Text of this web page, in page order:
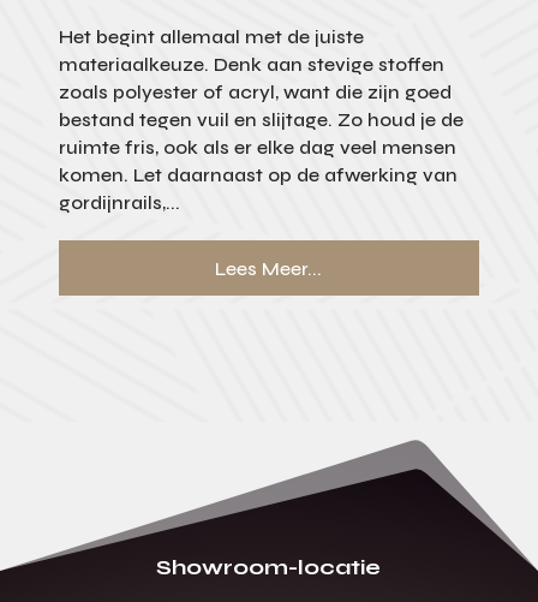
Het begint allemaal met de juiste
materiaalkeuze. Denk aan stevige stoffen
zoals polyester of acryl, want die zijn goed
bestand tegen vuil en slijtage. Zo houd je de
ruimte fris, ook als er elke dag veel mensen
komen. Let daarnaast op de afwerking van
gordijnrails,...
Lees Meer...
Showroom-locatie